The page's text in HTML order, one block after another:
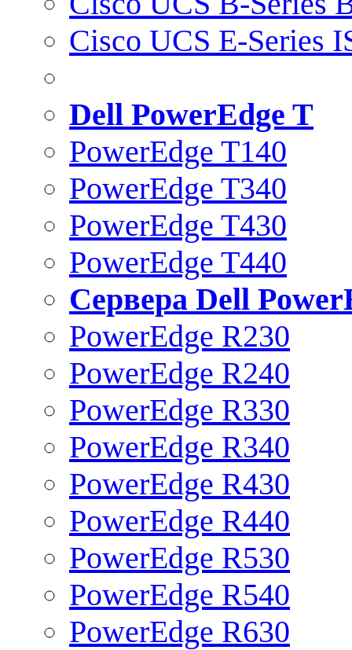
Cisco UCS E-Series
Dell PowerEdge T
PowerEdge T140
PowerEdge T340
PowerEdge T430
PowerEdge T440
Сервера Dell
PowerEdge R230
PowerEdge R240
PowerEdge R330
PowerEdge R340
PowerEdge R430
PowerEdge R440
PowerEdge R530
PowerEdge R540
PowerEdge R630